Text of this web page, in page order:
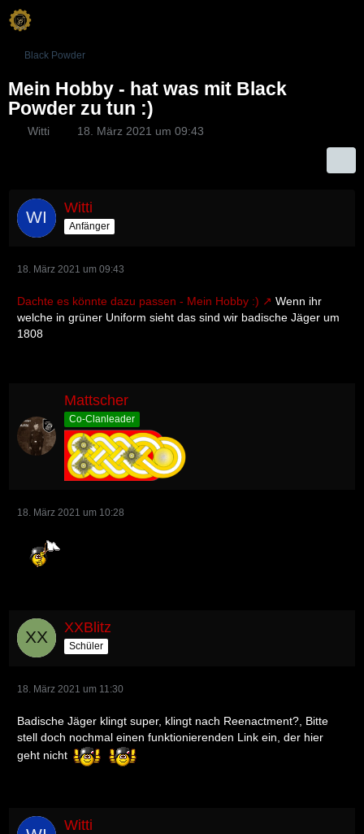
Black Powder
Mein Hobby - hat was mit Black
Powder zu tun :)
Witti 18. März 2021 um 09:43
Witti
Anfänger
18. März 2021 um 09:43
Dachte es könnte dazu passen - Mein Hobby :)
Wenn ihr
welche in grüner Uniform sieht das sind wir badische Jäger um
1808
Mattscher
Co-Clanleader
18. März 2021 um 10:28
XXBlitz
Schüler
18. März 2021 um 11:30
Badische Jäger klingt super, klingt nach Reenactment?, Bitte
stell doch nochmal einen funktionierenden Link ein, der hier
geht nicht
Witti